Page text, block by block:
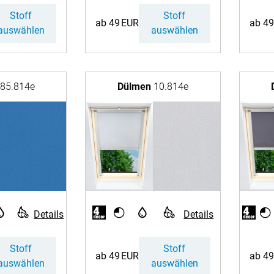
angefertigt.
Stoff
ab 49 EUR
Stoff
auswählen
ab 49
85.814e
Details
Stoff
Dülmen 10.814e
Details
ab 49 EUR
Stoff
auswählen
ab 49